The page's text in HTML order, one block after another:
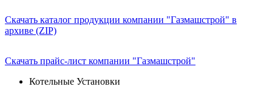
Скачать каталог продукции компании "Газмашстрой" в
архиве (ZIP)
Скачать прайс-лист компании "Газмашстрой"
Котельные Установки